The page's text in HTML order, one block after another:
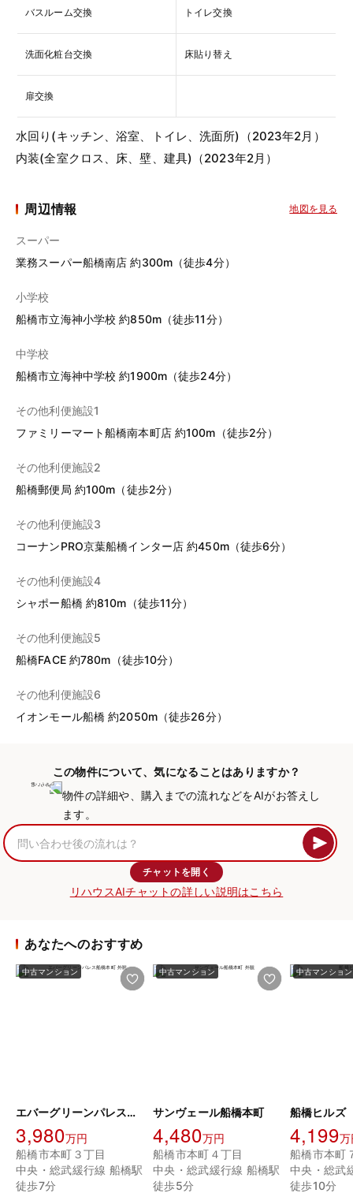
バスルーム交換 トイレ交換
洗面化粧台交換 床貼り替え
扉交換
水回り(キッチン、浴室、トイレ、洗面所)（2023年2月）
内装(全室クロス、床、壁、建具)（2023年2月）
周辺情報 地図を見る
スーパー
業務スーパー船橋南店 約300m（徒歩4分）
小学校
船橋市立海神小学校 約850m（徒歩11分）
中学校
船橋市立海神中学校 約1900m（徒歩24分）
その他利便施設1
ファミリーマート船橋南本町店 約100m（徒歩2分）
その他利便施設2
船橋郵便局 約100m（徒歩2分）
その他利便施設3
コーナンPRO京葉船橋インター店 約450m（徒歩6分）
その他利便施設4
シャポー船橋 約810m（徒歩11分）
その他利便施設5
船橋FACE 約780m（徒歩10分）
その他利便施設6
イオンモール船橋 約2050m（徒歩26分）
この物件について、気になることはありますか？
物件の詳細や、購入までの流れなどをAIがお答えし
ます。
チャットを開く
リハウスAIチャットの詳しい説明はこちら
あなたへのおすすめ
中古マンション
エバーグリーンパレス船橋本町
3,980万円
船橋市本町３丁目
中央・総武緩行線 船橋駅
徒歩7分
中古マンション
サンヴェール船橋本町
4,480万円
船橋市本町４丁目
中央・総武緩行線 船橋駅
徒歩5分
中古マンション
船橋ヒルズ
4,199万
船橋市本町
中央・総武
徒歩10分